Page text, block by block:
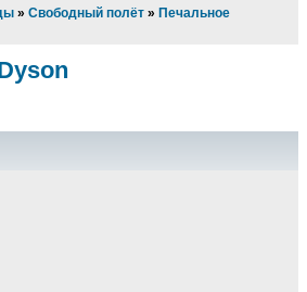
» Свободный полёт » Печальное